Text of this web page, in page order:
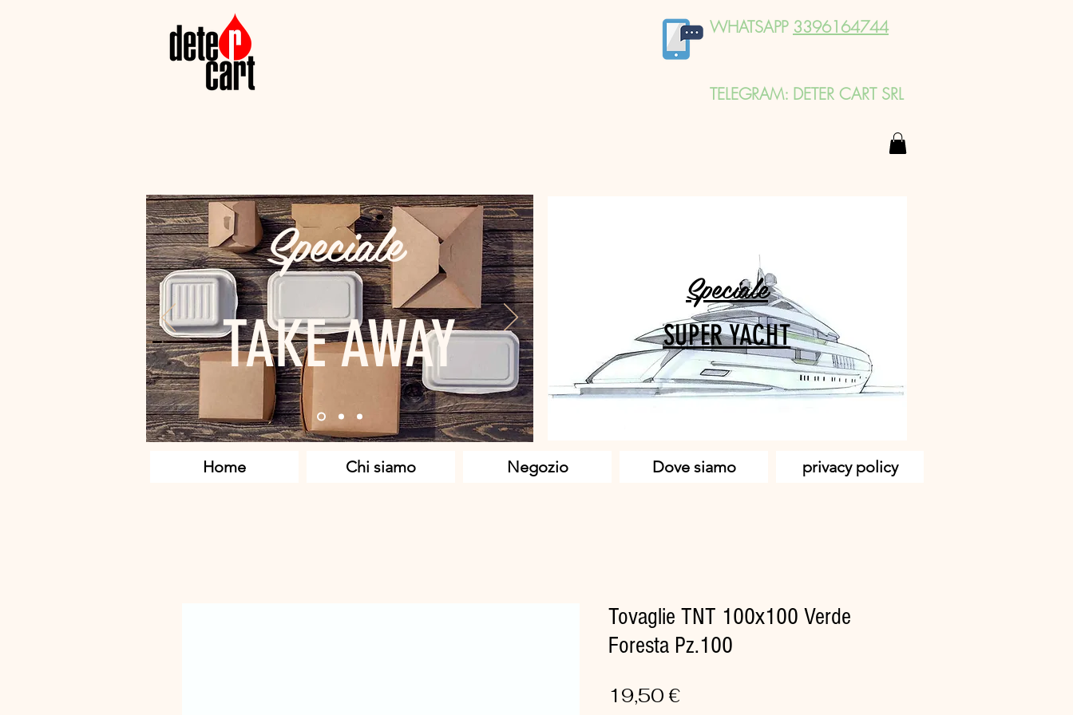
Speciale
TAKE AWAY
WHATSAPP 3396164744
TELEGRAM: DETER CART SRL
Speciale
SUPER YACHT
Home Chi siamo Negozio Dove siamo privacy policy
Tovaglie TNT 100x100 Verde
Foresta Pz.100
19,50 €